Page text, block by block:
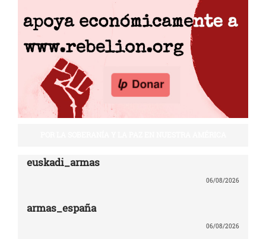
euskadi_armas
06/08/2026
armas_españa
06/08/2026